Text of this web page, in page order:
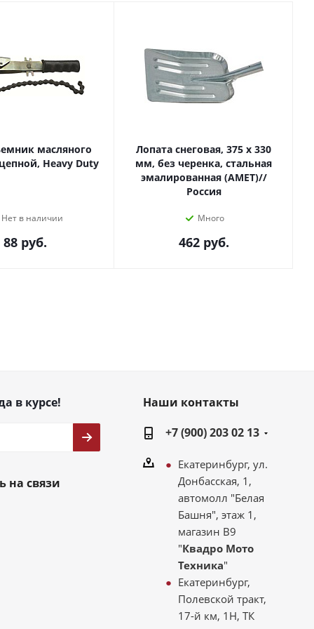
масляного
Heavy Duty
Нет в наличии
88руб.
Лопата снеговая, 375 х 330
мм, без черенка, стальная
эмалированная (АМЕТ)//
Россия
Много
462руб.
в курсе!
на связи
Наши контакты
+7 (900) 203 02 13
Екатеринбург, ул.
Донбасская, 1,
автомолл "Белая
Башня", этаж 1,
магазин В9
"Квадро Мото
Техника"
Екатеринбург,
Полевской тракт,
17-й км, 1Н, ТК